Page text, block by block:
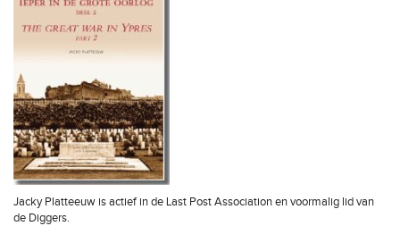
Jacky Platteeuw is actief in de Last Post Association en voormalig lid van
de Diggers.